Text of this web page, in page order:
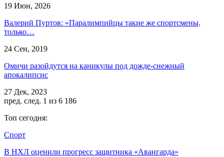
19 Июн, 2026
Валерий Пуртов: «Паралимпийцы такие же спортсмены,
только…
24 Сен, 2019
Омичи разойдутся на каникулы под дожде-снежный
апокалипсис
27 Дек, 2023
пред. след. 1 из 6 186
Топ сегодня:
Спорт
В НХЛ оценили прогресс защитника «Авангарда»